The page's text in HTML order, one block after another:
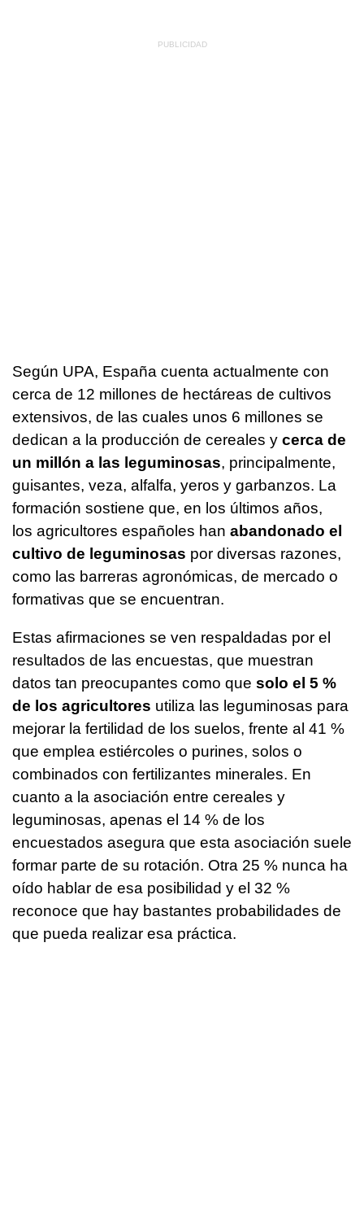
Según UPA, España cuenta actualmente con
cerca de 12 millones de hectáreas de cultivos
extensivos, de las cuales unos 6 millones se
dedican a la producción de cereales y cerca de
un millón a las leguminosas, principalmente,
guisantes, veza, alfalfa, yeros y garbanzos. La
formación sostiene que, en los últimos años,
los agricultores españoles han abandonado el
cultivo de leguminosas por diversas razones,
como las barreras agronómicas, de mercado o
formativas que se encuentran.
Estas afirmaciones se ven respaldadas por el
resultados de las encuestas, que muestran
datos tan preocupantes como que solo el 5 %
de los agricultores utiliza las leguminosas para
mejorar la fertilidad de los suelos, frente al 41 %
que emplea estiércoles o purines, solos o
combinados con fertilizantes minerales. En
cuanto a la asociación entre cereales y
leguminosas, apenas el 14 % de los
encuestados asegura que esta asociación suele
formar parte de su rotación. Otra 25 % nunca ha
oído hablar de esa posibilidad y el 32 %
reconoce que hay bastantes probabilidades de
que pueda realizar esa práctica.